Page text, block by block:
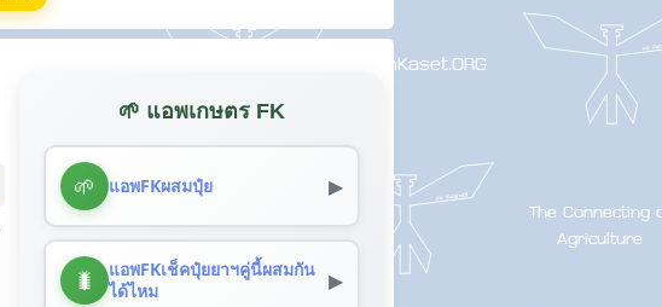
🌱 แอพเกษตร FK
🌱 แอพFKผสมปุ๋ย ▶
🐛
แอพFKเช็คปุ๋ยยาฯคู่นี้ผสมกัน
ได้ไหม
▶